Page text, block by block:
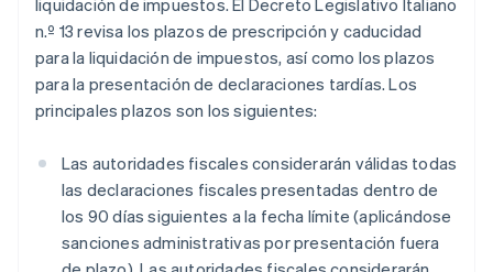
liquidación de impuestos. El Decreto Legislativo Italiano
n.º 13 revisa los plazos de prescripción y caducidad
para la liquidación de impuestos, así como los plazos
para la presentación de declaraciones tardías. Los
principales plazos son los siguientes:
Las autoridades fiscales considerarán válidas todas
las declaraciones fiscales presentadas dentro de
los 90 días siguientes a la fecha límite (aplicándose
sanciones administrativas por presentación fuera